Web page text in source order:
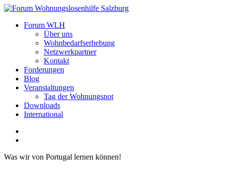
Zum
springen
Forum Wohnungslosenhilfe Salzburg
Forum WLH
Über uns
Wohnbedarfserhebung
Netzwerkpartner
Kontakt
Forderungen
Blog
Veranstaltungen
Tag der Wohnungsnot
Downloads
International
Was wir von Portugal lernen können!